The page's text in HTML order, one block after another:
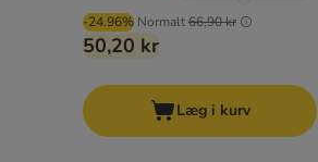
-24.96% Normalt66,90 kr
50,20 kr
Læg i kurv